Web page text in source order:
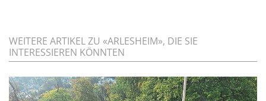
WEITERE ARTIKEL ZU «ARLESHEIM», DIE SIE
INTERESSIEREN KÖNNTEN